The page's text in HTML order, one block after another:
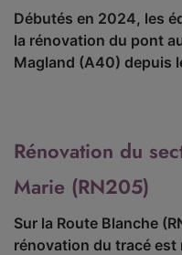
Débutés en 2024, les
la rénovation du pont
Magland (A40) depuis
Rénovation du
Marie (RN205)
Sur la Route Blanche
rénovation du tracé est